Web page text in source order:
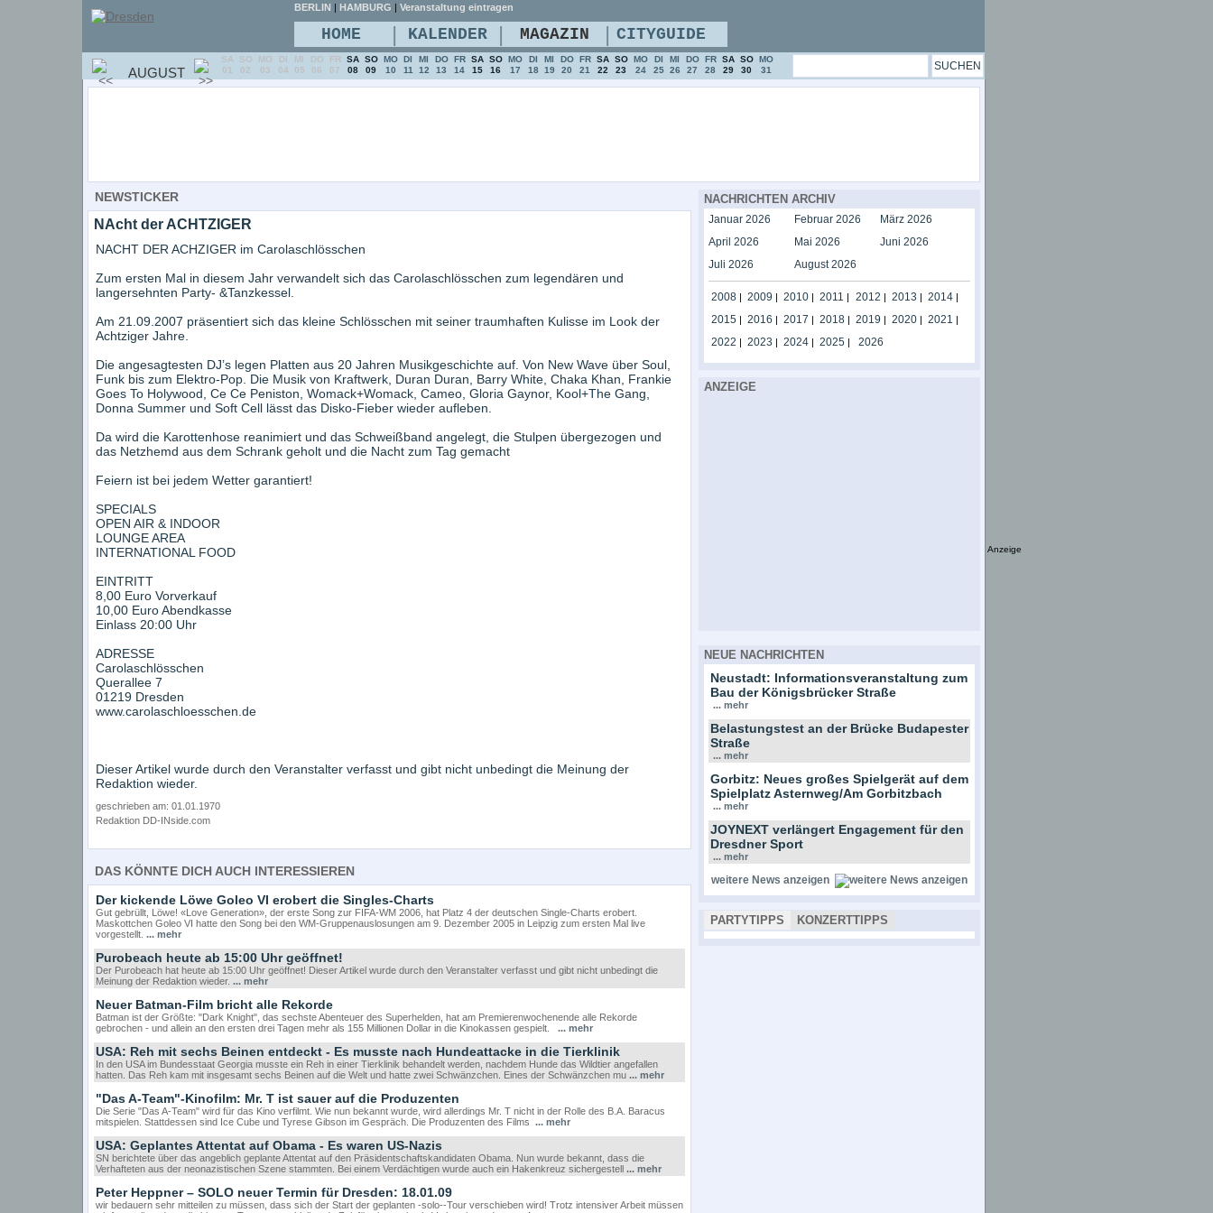
NEWSTICKER
NAcht der ACHTZIGER
NACHT DER ACHZIGER im Carolaschlösschen
Zum ersten Mal in diesem Jahr verwandelt sich das Carolaschlösschen zum legendären und
langersehnten Party- &Tanzkessel.
Am 21.09.2007 präsentiert sich das kleine Schlösschen mit seiner traumhaften Kulisse im Look der
Achtziger Jahre.
Die angesagtesten DJ’s legen Platten aus 20 Jahren Musikgeschichte auf. Von New Wave über Soul,
Funk bis zum Elektro-Pop. Die Musik von Kraftwerk, Duran Duran, Barry White, Chaka Khan, Frankie
Goes To Holywood, Ce Ce Peniston, Womack+Womack, Cameo, Gloria Gaynor, Kool+The Gang,
Donna Summer und Soft Cell lässt das Disko-Fieber wieder aufleben.
Da wird die Karottenhose reanimiert und das Schweißband angelegt, die Stulpen übergezogen und
das Netzhemd aus dem Schrank geholt und die Nacht zum Tag gemacht
Feiern ist bei jedem Wetter garantiert!
SPECIALS
OPEN AIR & INDOOR
LOUNGE AREA
INTERNATIONAL FOOD
EINTRITT
8,00 Euro Vorverkauf
10,00 Euro Abendkasse
Einlass 20:00 Uhr
ADRESSE
Carolaschlösschen
Querallee 7
01219 Dresden
www.carolaschloesschen.de
Dieser Artikel wurde durch den Veranstalter verfasst und gibt nicht unbedingt die Meinung der
Redaktion wieder.
geschrieben am: 01.01.1970
Redaktion DD-INside.com
DAS KÖNNTE DICH AUCH INTERESSIEREN
Der kickende Löwe Goleo VI erobert die Singles-Charts
Gut gebrüllt, Löwe! «Love Generation», der erste Song zur FIFA-WM 2006, hat Platz 4 der deutschen Single-Charts erobert.
Maskottchen Goleo VI hatte den Song bei den WM-Gruppenauslosungen am 9. Dezember 2005 in Leipzig zum ersten Mal live
vorgestellt. ... mehr
Purobeach heute ab 15:00 Uhr geöffnet!
Der Purobeach hat heute ab 15:00 Uhr geöffnet! Dieser Artikel wurde durch den Veranstalter verfasst und gibt nicht unbedingt die
Meinung der Redaktion wieder. ... mehr
Neuer Batman-Film bricht alle Rekorde
Batman ist der Größte: "Dark Knight", das sechste Abenteuer des Superhelden, hat am Premierenwochenende alle Rekorde
gebrochen - und allein an den ersten drei Tagen mehr als 155 Millionen Dollar in die Kinokassen gespielt. ... mehr
USA: Reh mit sechs Beinen entdeckt - Es musste nach Hundeattacke in die Tierklinik
In den USA im Bundesstaat Georgia musste ein Reh in einer Tierklinik behandelt werden, nachdem Hunde das Wildtier angefallen
hatten. Das Reh kam mit insgesamt sechs Beinen auf die Welt und hatte zwei Schwänzchen. Eines der Schwänzchen mu ... mehr
"Das A-Team"-Kinofilm: Mr. T ist sauer auf die Produzenten
Die Serie "Das A-Team" wird für das Kino verfilmt. Wie nun bekannt wurde, wird allerdings Mr. T nicht in der Rolle des B.A. Baracus
mitspielen. Stattdessen sind Ice Cube und Tyrese Gibson im Gespräch. Die Produzenten des Films ... mehr
USA: Geplantes Attentat auf Obama - Es waren US-Nazis
SN berichtete über das angeblich geplante Attentat auf den Präsidentschaftskandidaten Obama. Nun wurde bekannt, dass die
Verhafteten aus der neonazistischen Szene stammten. Bei einem Verdächtigen wurde auch ein Hakenkreuz sichergestell ... mehr
Peter Heppner – SOLO neuer Termin für Dresden: 18.01.09
wir bedauern sehr mitteilen zu müssen, dass sich der Start der geplanten -solo--Tour verschieben wird! Trotz intensiver Arbeit müssen
NACHRICHTEN ARCHIV
Januar 2026 Februar 2026
März 2026
April 2026
Mai 2026
Juni 2026
Juli 2026
August 2026
2008| 2009 | 2010| 2011 | 2012 | 2013 | 2014|
2015| 2016 | 2017 | 2018| 2019 | 2020| 2021 |
2022 | 2023 | 2024| 2025| 2026
ANZEIGE
NEUE NACHRICHTEN
Neustadt: Informationsveranstaltung zum
Bau der Königsbrücker Straße
... mehr
Belastungstest an der Brücke Budapester
Straße
... mehr
Gorbitz: Neues großes Spielgerät auf dem
Spielplatz Asternweg/Am Gorbitzbach
... mehr
JOYNEXT verlängert Engagement für den
Dresdner Sport
... mehr
weitere News anzeigen
PARTYTIPPS KONZERTTIPPS
BERLIN | HAMBURG | Veranstaltung eintragen
HOME | KALENDER | MAGAZIN | CITYGUIDE
AUGUST
SA
01
SO
02
MO
03
DI
04
MI
05
DO
06
FR
07
SA
08
SO
09
MO
10
DI
11
MI
12
DO
13
FR
14
SA
15
SO
16
MO
17
DI
18
MI
19
DO
20
FR
21
SA
22
SO
23
MO
24
DI
25
MI
26
DO
27
FR
28
SA
29
SO
30
MO
31
Anzeige